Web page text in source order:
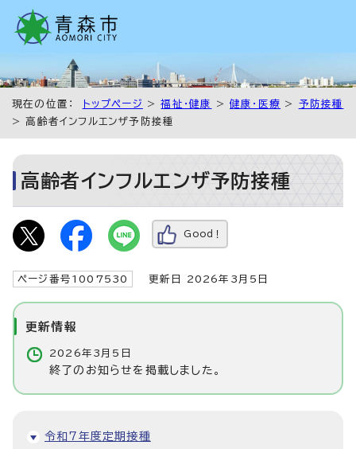
現在の位置： トップページ >福祉・健康 >健康・医療 > 予防接種
> 高齢者インフルエンザ予防接種
高齢者インフルエンザ予防接種
Good！
ページ番号1007530 更新日 2026年3月5日
更新情報
2026年3月5日
終了のお知らせを掲載しました。
令和7年度定期接種